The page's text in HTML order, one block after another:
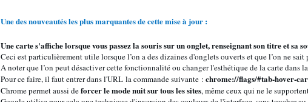
Une des nouveautés les plus marquantes de cette mise à jour :
Une carte s'affiche lorsque vous passez la souris sur un onglet, renseignant son titre et sa
Ceci est particulièrement utile lorsque l’on a des dizaines d'onglets ouverts et que l’on ne
A noter que l’on peut désactiver cette fonctionnalité ou changer l'esthétique de la carte dans
Pour ce faire, il faut entrer dans l'URL la commande suivante : chrome://flags/#tab-hover-
Chrome permet aussi deforcer le mode nuit sur tous les sites, même ceux qui ne le